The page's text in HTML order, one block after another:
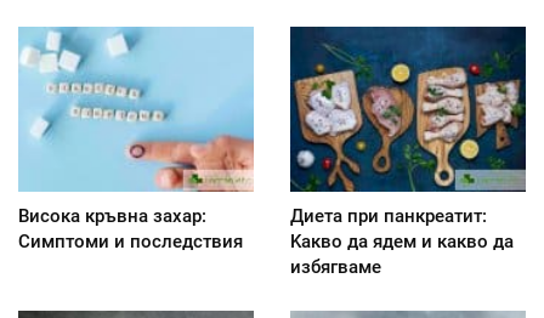
Висока кръвна захар:
Симптоми и последствия
Диета при панкреатит:
Kакво да ядем и какво да
избягваме